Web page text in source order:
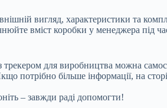
вигляд, характеристики та
вміст коробки у менеджера під
для виробництва можна
потрібно більше інформації, на
– завжди раді допомогти!